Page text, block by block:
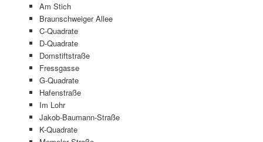
Am Stich
Braunschweiger Allee
C-Quadrate
D-Quadrate
Domstiftstraße
Fressgasse
G-Quadrate
Hafenstraße
Im Lohr
Jakob-Baumann-Straße
K-Quadrate